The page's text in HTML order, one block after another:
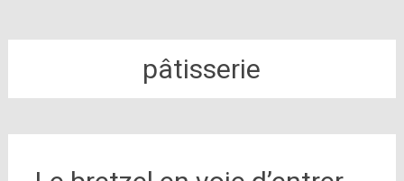
pâtisserie